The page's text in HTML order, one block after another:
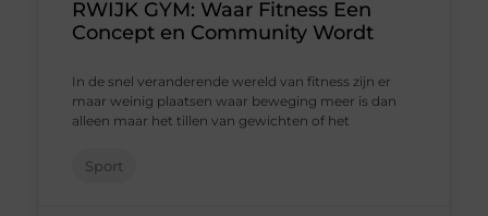
RWIJK GYM: Waar Fitness Een
Concept en Community Wordt
In de snel veranderende wereld van fitness zijn er
maar weinig plaatsen waar beweging meer is dan
alleen maar het tillen van gewichten of het
Sport